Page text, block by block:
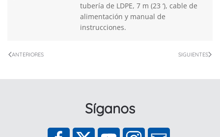
tubería de LDPE, 7 m (23 ‘), cable de
alimentación y manual de
instrucciones.
ANTERIORES SIGUIENTES
Síganos